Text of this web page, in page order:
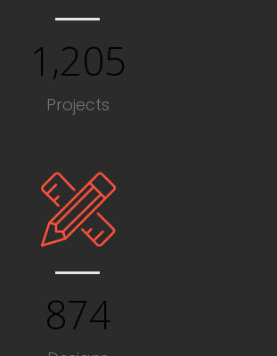
1 ,205
Projects
874